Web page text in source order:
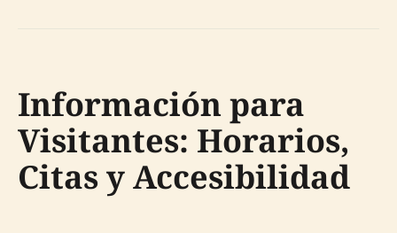
Información para
Visitantes: Horarios,
Citas y Accesibilidad